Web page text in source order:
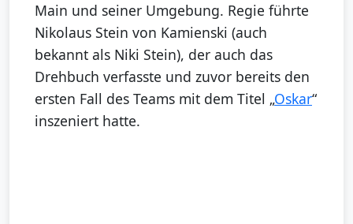
Main und seiner Umgebung. Regie führte
Nikolaus Stein von Kamienski (auch
bekannt als Niki Stein), der auch das
Drehbuch verfasste und zuvor bereits den
ersten Fall des Teams mit dem Titel „Oskar“
inszeniert hatte.